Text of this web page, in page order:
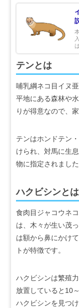
テンとは
哺乳綱ネコ目イヌ
平地にある森林や
りが得意なので、
テンはホンドテン
けられ、対馬に生
物に指定されました
ハクビシンとは
食肉目ジャコウネ
は、木々が生い茂
は額から鼻にかけ
トが特徴です。
ハクビシンは繁殖
放置していると10
ハクビシンを見つ